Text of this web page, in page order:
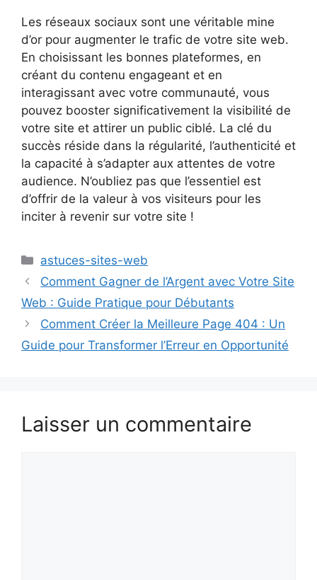
Les réseaux sociaux sont une véritable mine
d’or pour augmenter le trafic de votre site web.
En choisissant les bonnes plateformes, en
créant du contenu engageant et en
interagissant avec votre communauté, vous
pouvez booster significativement la visibilité de
votre site et attirer un public ciblé. La clé du
succès réside dans la régularité, l’authenticité et
la capacité à s’adapter aux attentes de votre
audience. N’oubliez pas que l’essentiel est
d’offrir de la valeur à vos visiteurs pour les
inciter à revenir sur votre site !
Catégories
astuces-sites-web
Comment Gagner de l’Argent avec Votre Site
Web : Guide Pratique pour Débutants
Comment Créer la Meilleure Page 404 : Un
Guide pour Transformer l’Erreur en Opportunité
Laisser un commentaire